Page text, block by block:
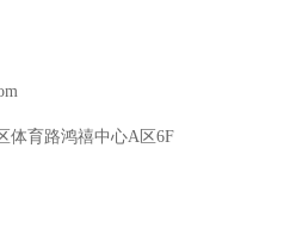
体育路鸿禧中心A区6F